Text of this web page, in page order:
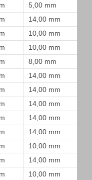
5,00 mm
14,00 mm
10,00 mm
10,00 mm
8,00 mm
14,00 mm
14,00 mm
14,00 mm
14,00 mm
14,00 mm
10,00 mm
14,00 mm
10,00 mm